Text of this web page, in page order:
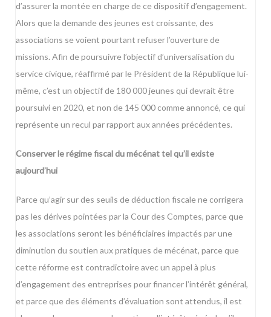
d’assurer la montée en charge de ce dispositif d’engagement.
Alors que la demande des jeunes est croissante, des
associations se voient pourtant refuser l’ouverture de
missions. Afin de poursuivre l’objectif d’universalisation du
service civique, réaffirmé par le Président de la République lui-
même, c’est un objectif de 180 000 jeunes qui devrait être
poursuivi en 2020, et non de 145 000 comme annoncé, ce qui
représente un recul par rapport aux années précédentes.
Conserver le régime fiscal du mécénat tel qu’il existe
aujourd’hui
Parce qu’agir sur des seuils de déduction fiscale ne corrigera
pas les dérives pointées par la Cour des Comptes, parce que
les associations seront les bénéficiaires impactés par une
diminution du soutien aux pratiques de mécénat, parce que
cette réforme est contradictoire avec un appel à plus
d’engagement des entreprises pour financer l’intérêt général,
et parce que des éléments d’évaluation sont attendus, il est